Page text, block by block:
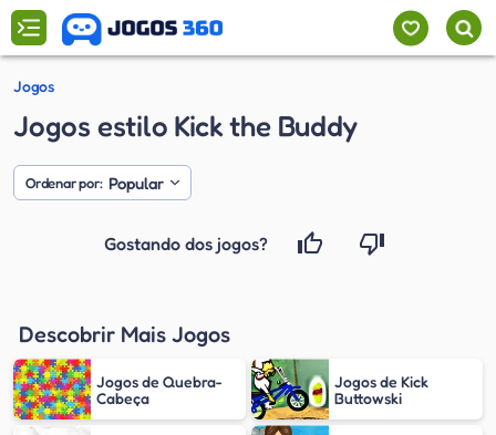
Jogos
Jogos estilo Kick the Buddy
Ordenar por: Popular
Gostando dos jogos?
Descobrir Mais Jogos
Jogos de Quebra-
Cabeça
Jogos de Kick
Buttowski